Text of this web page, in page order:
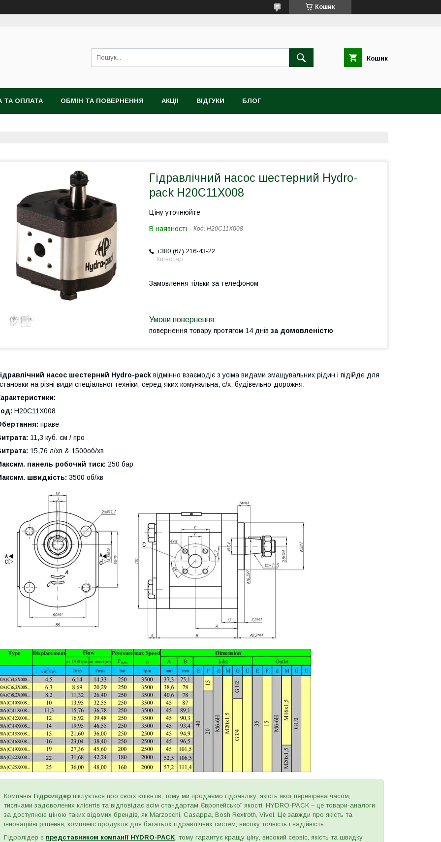
Кошик
Кошик
ТА ОПЛАТА ОБМІН ТА ПОВЕРНЕННЯ АКЦІІ ВІДГУКИ БЛОГ
Гідравлічний насос шестерний Hydro-
pack H20C11X008
Ціну уточнюйте
В наявності Код: H20C11X008
+380 (67) 216-43-22
Київстар
Замовлення тільки за телефоном
повернення товару протягом 14 днів за домовленістю
насос шестерний Hydro-pack відмінно взаємодіє з усіма видами змащувальних рідин і підійде для
на різні види спеціальної техніки, серед яких комунальна, с/х, будівельно-дорожня.
H20C11X008
праве
11,3 куб. см / про
15,76 л/хв & 1500об/хв
панель робочий тиск: 250 бар
швидкість: 3500 об/хв
Компанія Гідролідер піклується про своїх клієнтів, тому ми продаємо гідравліку, якість якої перевірена часом,
тисячами задоволених клієнтів та відповідає всім стандартам Європейської якості. HYDRO-PACK – це товари-аналоги
за доступною ціною таких відомих брендів, як Marzocchi, Casappa, Bosh Rextroth, Vivol. Це завжди про якість та
інноваційні рішення, комплекс продуктів для багатьох гідравлічних систем, високу точність і надійність.
Гідролідер є представником компанії HYDRO-PACK, тому гарантує кращу ціну, високий сервіс, якість та швидку